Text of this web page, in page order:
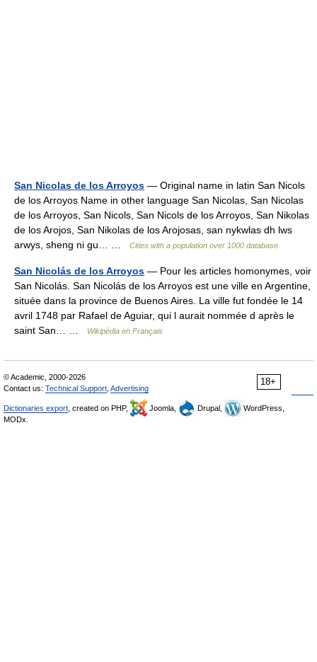
San Nicolas de los Arroyos — Original name in latin San Nicols
de los Arroyos Name in other language San Nicolas, San Nicolas
de los Arroyos, San Nicols, San Nicols de los Arroyos, San Nikolas
de los Arojos, San Nikolas de los Arojosas, san nykwlas dh lws
arwys, sheng ni gu… …
Cities with a population over 1000 database
San Nicolás de los Arroyos — Pour les articles homonymes, voir
San Nicolás. San Nicolás de los Arroyos est une ville en Argentine,
située dans la province de Buenos Aires. La ville fut fondée le 14
avril 1748 par Rafael de Aguiar, qui l aurait nommée d après le
saint San… …
Wikipédia en Français
18+
© Academic, 2000-2026
Contact us: Technical Support Advertising
Dictionaries export , created on PHP, Joomla, Drupal,
WordPress,
MODx.